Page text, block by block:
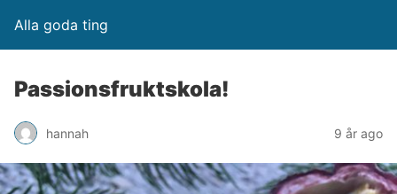
Alla goda ting
Passionsfruktskola!
hannah 9 år ago